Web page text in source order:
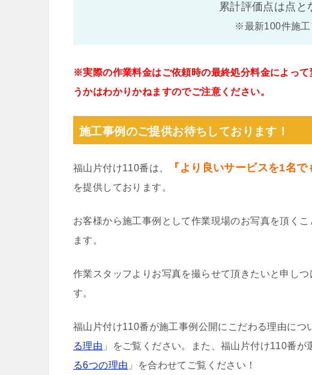
累計評価点は点と
※最新100件施工
※実際の作業料金はご依頼時の最終処分料金によっ
うかはわかりかねますのでご注意ください。
施工事例のご提供お待ちしております！
福山片付け110番は、 『より良いサービスを1名
を提供しております。
お客様から施工事例として作業現場のお写真を頂く
ます。
作業スタッフよりお写真を撮らせて頂きたいと申し
す。
福山片付け110番が施工事例公開にこだわる理由につ
る理由 」をご覧ください。また、福山片付け110番が
る6つの理由 」を合わせてご覧ください！